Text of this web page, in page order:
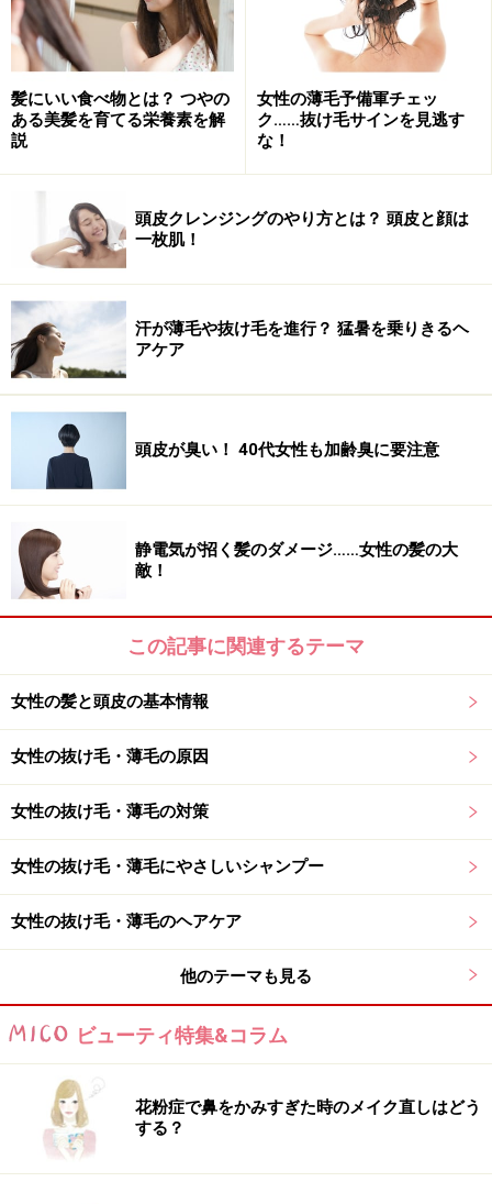
されることで発生します。加齢臭を抑えるためには、ヘ
キサデセン酸を減らすこと、つまり、過剰な皮脂の分泌
を抑えることが大切です。
毛穴にたまった皮脂は、頭皮の保湿をしてくれる反面、加齢
臭の原因にもなっています
頭皮の皮脂は、バターぐらいの濃さで、毛穴にたまって
います。毛穴には、常在菌（ニキビ球菌、ニキビ棹（か
ん）菌、ブドウ球菌、マラセチア菌など）という、良い
う脂肪分解酵素を持っていて、皮脂を食べて分解してく
れます。分解された皮脂は汗と混ざり合って乳液状にな
り、頭皮に広がって保湿しています。
40代になると加齢臭の原因物質が発生！
しかし、40代になると、男性も女性も皮脂の中に、若い
ころにはなかったヘキサデセン酸が増加してきます。常
在菌がヘキサデセン酸を含んだ皮脂を分解することで、
ノネナールが発生します。これが、40代になると加齢臭
が強くなってくる原因です。
男性の方が加齢臭が強いのは、皮脂量が女性よりも多い
からです。合わせて、女性ホルモンが皮脂の分泌を抑え
る働きを持っているため、ホルモンバランスが正常な場
合、皮脂が過剰に出ることがありません。ただ、加齢に
より女性ホルモンの分泌が減少すると、男性ホルモンの
働きが優位になり、皮脂が増えてきます。皮脂の増加、
つまり、加齢臭の原因が増加するというわけです。
皮脂腺が多い身体の部位はどこか、ご存じですか？ 顔
面だと考える女性が多いと思いますが、正解は「頭皮」
です！ お父さんの枕から加齢臭がする……といわれる理
由は、ここにあります。男性も女性も、皮脂腺が多い頭
皮から加齢臭が出やすいのです。
髪にいい食べ物とは？ つやの
ある美髪を育てる栄養素を解
説
女性の薄毛予備軍チェッ
ク……抜け毛サインを見逃す
な！
頭皮クレンジングのやり方とは？ 頭皮と顔は
一枚肌！
汗が薄毛や抜け毛を進行？ 猛暑を乗りきるヘ
アケア
頭皮が臭い！ 40代女性も加齢臭に要注意
静電気が招く髪のダメージ……女性の髪の大
敵！
この記事に関連するテーマ
女性の髪と頭皮の基本情報
女性の抜け毛・薄毛の原因
女性の抜け毛・薄毛の対策
女性の抜け毛・薄毛にやさしいシャンプー
女性の抜け毛・薄毛のヘアケア
他のテーマも見る
ビューティ特集&コラム
花粉症で鼻をかみすぎた時のメイク直しはどう
する？